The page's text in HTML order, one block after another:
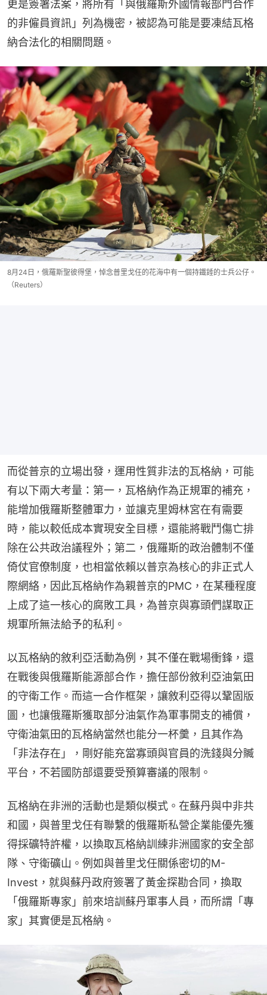
更是簽署法案，將所有「與俄羅斯外國情報部門合作
的非僱員資訊」列為機密，被認為可能是要凍結瓦格
納合法化的相關問題。
8月24日，俄羅斯聖彼得堡，悼念普里戈任的花海中有一個持鐵錘的士兵公仔。
（Reuters）
而從普京的立場出發，運用性質非法的瓦格納，可能
有以下兩大考量：第一，瓦格納作為正規軍的補充，
能增加俄羅斯整體軍力，並讓克里姆林宮在有需要
時，能以較低成本實現安全目標，還能將戰鬥傷亡排
除在公共政治議程外；第二，俄羅斯的政治體制不僅
倚仗官僚制度，也相當依賴以普京為核心的非正式人
際網絡，因此瓦格納作為親普京的PMC，在某種程度
上成了這一核心的腐敗工具，為普京與寡頭們謀取正
規軍所無法給予的私利。
以瓦格納的敘利亞活動為例，其不僅在戰場衝鋒，還
在戰後與俄羅斯能源部合作，擔任部份敘利亞油氣田
的守衛工作。而這一合作框架，讓敘利亞得以鞏固版
圖，也讓俄羅斯獲取部分油氣作為軍事開支的補償，
守衛油氣田的瓦格納當然也能分一杯羹，且其作為
「非法存在」，剛好能充當寡頭與官員的洗錢與分贓
平台，不若國防部還要受預算審議的限制。
瓦格納在非洲的活動也是類似模式。在蘇丹與中非共
和國，與普里戈任有聯繫的俄羅斯私營企業能優先獲
得採礦特許權，以換取瓦格納訓練非洲國家的安全部
隊、守衛礦山。例如與普里戈任關係密切的M-
Invest，就與蘇丹政府簽署了黃金探勘合同，換取
「俄羅斯專家」前來培訓蘇丹軍事人員，而所謂「專
家」其實便是瓦格納。